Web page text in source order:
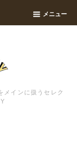
メニュー
メインに扱うセレク